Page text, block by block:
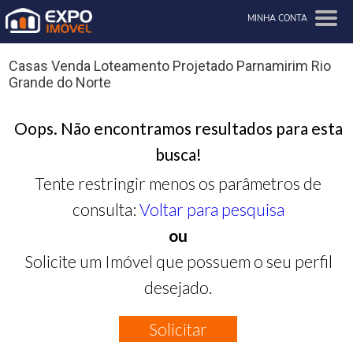
MINHA CONTA
Casas Venda Loteamento Projetado Parnamirim Rio
Grande do Norte
Oops. Não encontramos resultados para esta
busca!
Tente restringir menos os parâmetros de
consulta: Voltar para pesquisa
ou
Solicite um Imóvel que possuem o seu perfil
desejado.
Solicitar